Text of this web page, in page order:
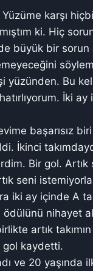
karşı
ki. Hiç
büyük bir sorun
yüzünden. Bu
İki
başarısız
İkinci
Bir gol.
seni
iki ay içinde A
ödülünü nihayet
artık
gol kaydetti.
ve 20 yaşında